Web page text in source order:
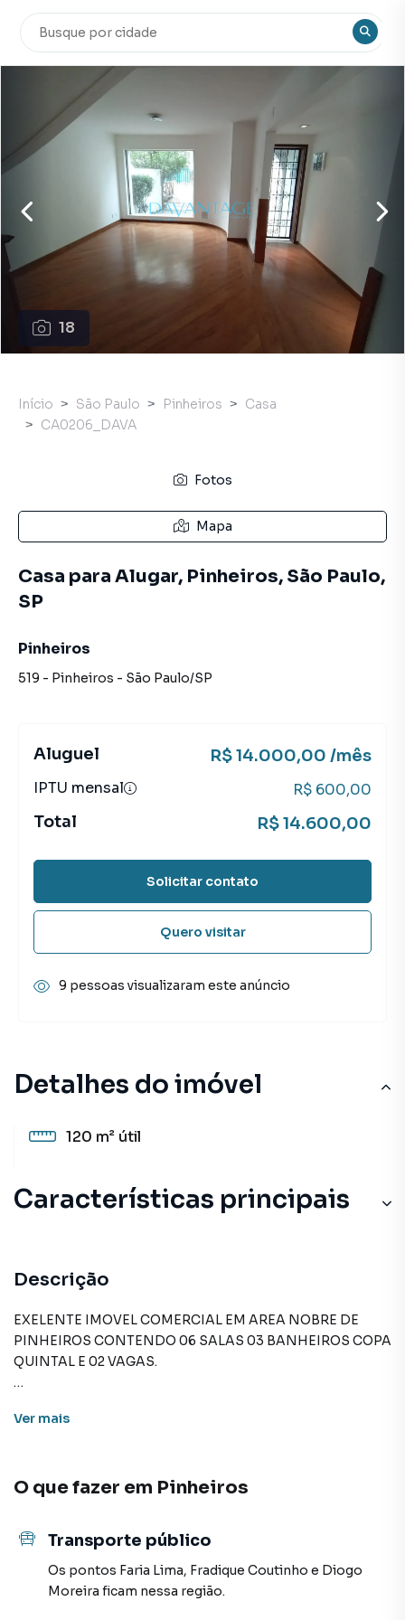
18
Detalhes do imóvel
120 m² útil
Características principais
Descrição
EXELENTE IMOVEL COMERCIAL EM AREA NOBRE DE
PINHEIROS CONTENDO 06 SALAS 03 BANHEIROS COPA
QUINTAL E 02 VAGAS.
Casa para Aluguel em região valorizada do bairro
Entre em contato com nossa equipe pelo telefone (11)
A Davantage consultoria imobiliária tem mais opções de
apartamentos, casas residenciais e comerciais, sobrados,
terrenos, lojas e barracões para venda ou locação, além de
Ver mais
O que fazer em Pinheiros
Transporte público
Os pontos Faria Lima, Fradique Coutinho e Diogo
Moreira ficam nessa região.
Início São Paulo Pinheiros
Casa
CA0206_DAVA
Fotos
Mapa
Casa para Alugar, Pinheiros, São Paulo,
SP
Pinheiros
519 - Pinheiros - São Paulo/SP
Aluguel R$ 14.000,00 /mês
IPTU mensal R$ 600,00
Total R$ 14.600,00
Solicitar contato
Quero visitar
9 pessoas visualizaram este anúncio